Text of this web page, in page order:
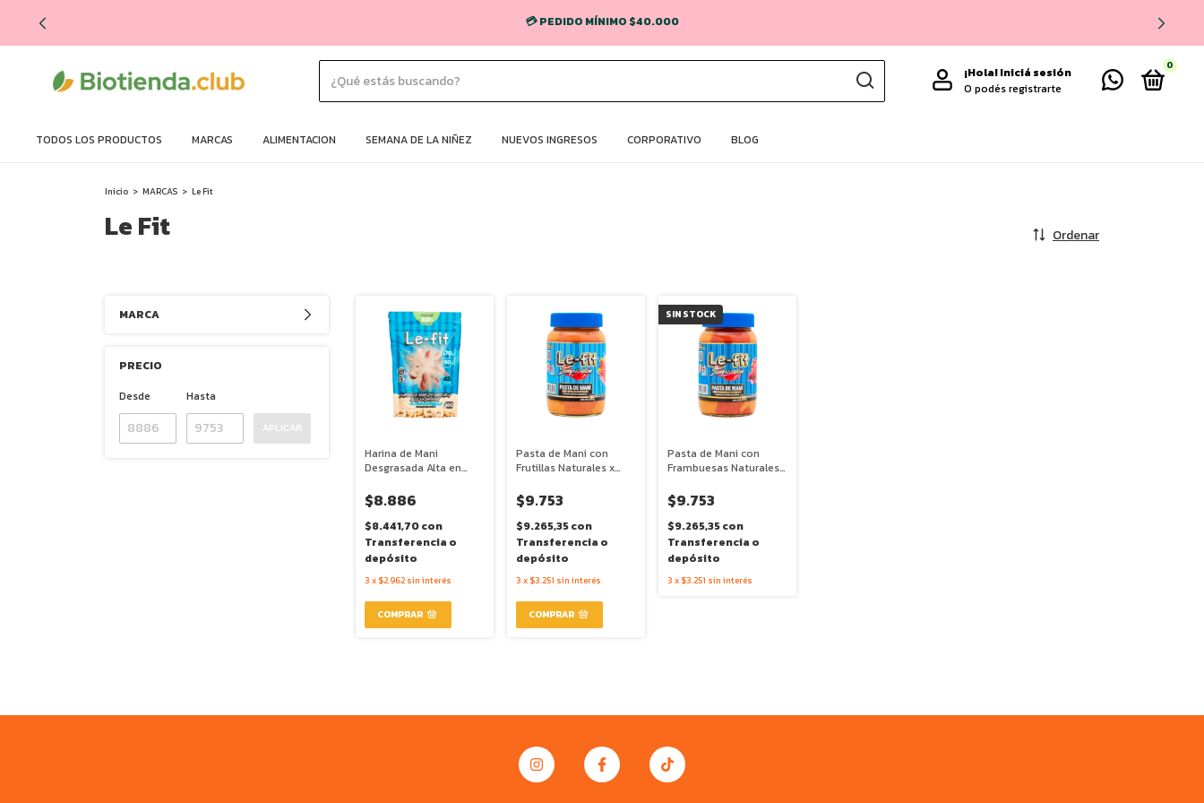
💳 PEDIDO MÍNIMO $40.000
¡Hola!Iniciá sesión
O podés registrarte
0
TODOS LOS PRODUCTOS MARCAS ALIMENTACION SEMANA DE LA NIÑEZ NUEVOS INGRESOS CORPORATIVO BLOG
Inicio > MARCAS > Le Fit
Le Fit Ordenar
MARCA
PRECIO
Desde
Hasta
APLICAR
Harina de Mani
Desgrasada Alta en
Fit
$8.886
$8.441,70con
Transferencia o
depósito
3 x $2.962 sin interés
Pasta de Mani con
Frutillas Naturales x
$9.753
$9.265,35con
Transferencia o
depósito
3 x $3.251 sin interés
SIN STOCK
Pasta de Mani con
Frambuesas Naturales x
$9.753
$9.265,35con
Transferencia o
depósito
3 x $3.251 sin interés